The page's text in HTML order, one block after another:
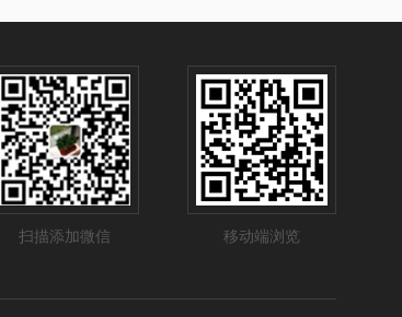
扫描添加微信
移动端浏览